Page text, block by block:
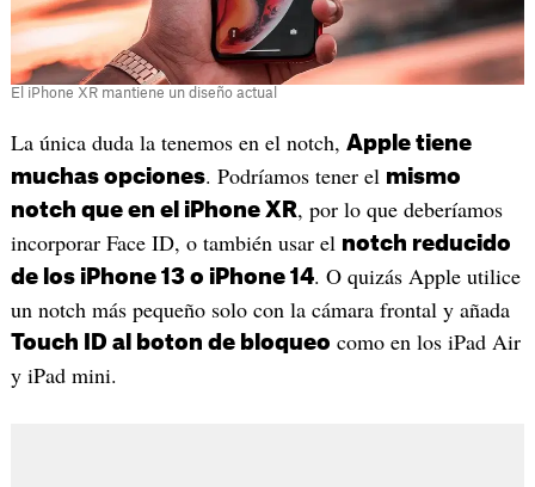
El iPhone XR mantiene un diseño actual
La única duda la tenemos en el notch, Apple tiene
muchas opciones. Podríamos tener el mismo
notch que en el iPhone XR, por lo que deberíamos
incorporar Face ID, o también usar el notch reducido
de los iPhone 13 o iPhone 14. O quizás Apple utilice
un notch más pequeño solo con la cámara frontal y añada
Touch ID al boton de bloqueo como en los iPad Air
y iPad mini.